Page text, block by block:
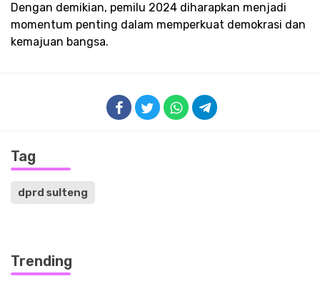
Dengan demikian, pemilu 2024 diharapkan menjadi
momentum penting dalam memperkuat demokrasi dan
kemajuan bangsa.
Tag
dprd sulteng
Trending